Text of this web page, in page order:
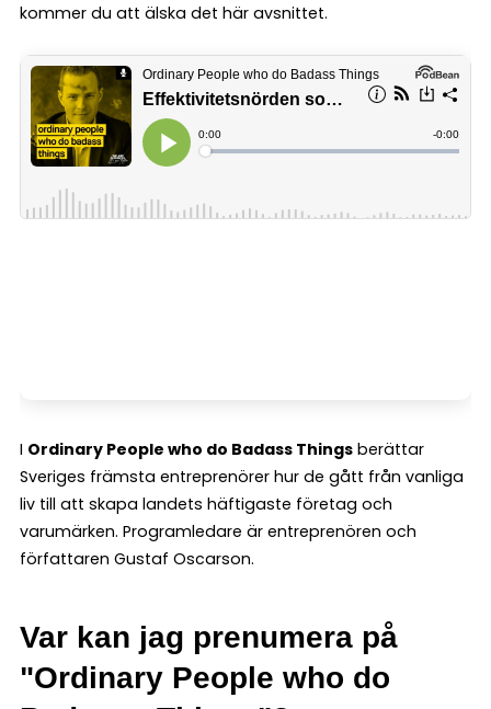
kommer du att älska det här avsnittet.
I Ordinary People who do Badass Things berättar
Sveriges främsta entreprenörer hur de gått från vanliga
liv till att skapa landets häftigaste företag och
varumärken. Programledare är entreprenören och
författaren Gustaf Oscarson.
Var kan jag prenumera på
"Ordinary People who do